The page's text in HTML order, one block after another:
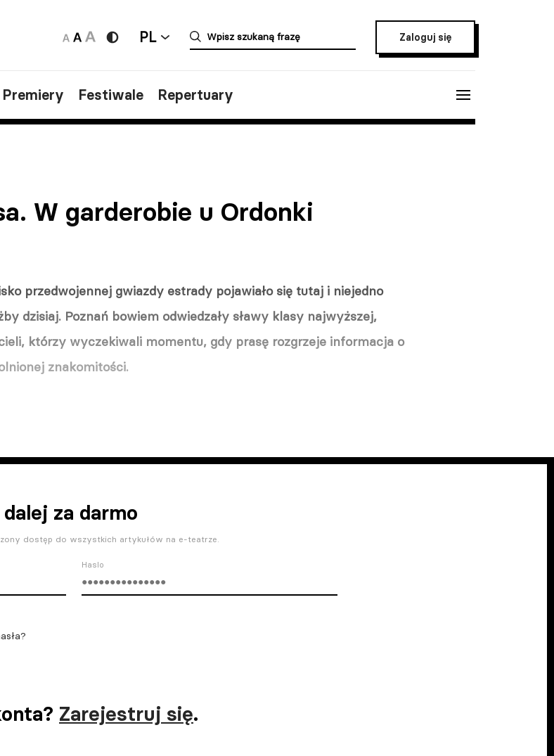
PL Zaloguj się
Premiery Festiwale Repertuary
W garderobie u Ordonki
przedwojennej gwiazdy estrady pojawiało się tutaj i niejedno
dzisiaj. Poznań bowiem odwiedzały sławy klasy najwyższej,
którzy wyczekiwali momentu, gdy prasę rozgrzeje informacja o
znakomitości.
za darmo
dostęp do wszystkich artykułów na e-teatrze.
Haslo
Zarejestruj się.